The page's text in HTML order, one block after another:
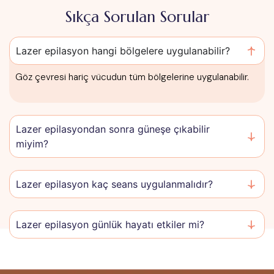
Sıkça Sorulan Sorular
Lazer epilasyon hangi bölgelere uygulanabilir?
Göz çevresi hariç vücudun tüm bölgelerine uygulanabilir.
Lazer epilasyondan sonra güneşe çıkabilir
miyim?
Lazer epilasyon kaç seans uygulanmalıdır?
Lazer epilasyon günlük hayatı etkiler mi?